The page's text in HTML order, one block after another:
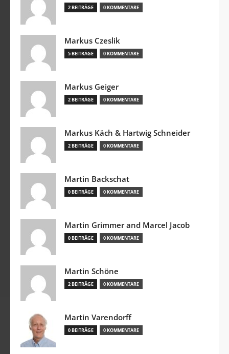
2 BEITRÄGE 0 KOMMENTARE
Markus Czeslik
5 BEITRÄGE 0 KOMMENTARE
Markus Geiger
2 BEITRÄGE 0 KOMMENTARE
Markus Käch & Hartwig Schneider
2 BEITRÄGE 0 KOMMENTARE
Martin Backschat
0 BEITRÄGE 0 KOMMENTARE
Martin Grimmer and Marcel Jacob
0 BEITRÄGE 0 KOMMENTARE
Martin Schöne
2 BEITRÄGE 0 KOMMENTARE
Martin Varendorff
0 BEITRÄGE 0 KOMMENTARE